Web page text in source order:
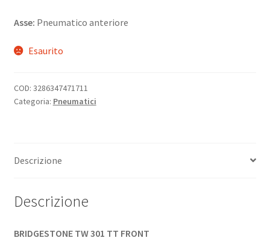
Asse: Pneumatico anteriore
Esaurito
COD: 3286347471711
Categoria: Pneumatici
Descrizione
Descrizione
BRIDGESTONE TW 301 TT FRONT